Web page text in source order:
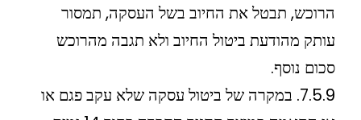
הרוכש, תבטל את החיוב בשל העסקה, תמסור
עותק מהודעת ביטול החיוב ולא תגבה מהרוכש
סכום נוסף.
7.5.9. במקרה של ביטול עסקה שלא עקב פגם או